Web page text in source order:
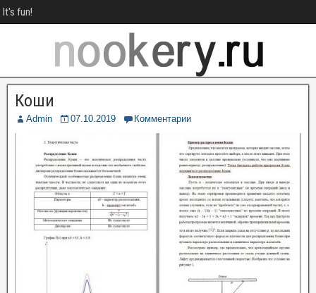
It's fun!
Коши
Admin 07.10.2019 Комментарии